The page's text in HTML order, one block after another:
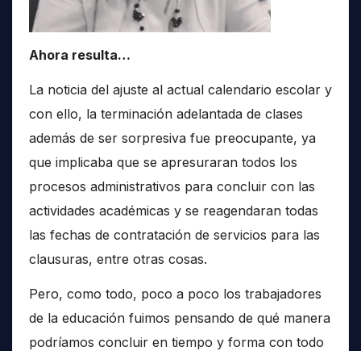
Ahora resulta…
La noticia del ajuste al actual calendario escolar y
con ello, la terminación adelantada de clases
además de ser sorpresiva fue preocupante, ya
que implicaba que se apresuraran todos los
procesos administrativos para concluir con las
actividades académicas y se reagendaran todas
las fechas de contratación de servicios para las
clausuras, entre otras cosas.
Pero, como todo, poco a poco los trabajadores
de la educación fuimos pensando de qué manera
podríamos concluir en tiempo y forma con todo